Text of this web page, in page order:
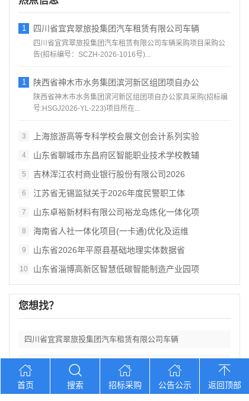
1 四川省宜宾翠旅投集团汽车租赁有限公司车辆
四川省宜宾翠旅投集团汽车租赁有限公司车辆采购项目采购公
告(招标编号：SCZH-2026-1016号)...
1 陕西省神木市水务集团滨河新区组团项自办公
陕西省神木市水务集团滨河新区组团项自办公家具采购(招标编
号:HSGJ2026-YL-223)项目所在...
3 上海旅游高等专科学校会展文创会计系列实验
4 山东省聊城市东昌府区智能职业技术学校教辅
5 吉林浑江农村商业银行股份有限公司2026
6 江苏省无锡监狱关于2026年度民警职工体
7 山东卓裕新材料有限公司裕龙岛炼化一体化项
8 海南省人社一体化项目(一卡通)优化及运维
9 山东省2026年平原县基础地理实体数据省
10 山东省淄博高新区智慧低碳智能制造产业园项
您想找？
四川省宜宾翠旅投集团汽车租赁有限公司车辆
陕西省神木市水务集团滨河新区组团项自办公
上海旅游高等专科学校会展文创会计系列实验
首页 搜索 招标采购 公告公示 返回顶部